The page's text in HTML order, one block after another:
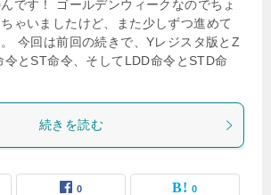
です！ ゴールデンウィークなのでちょ
ゃいましたけど、また少しずつ進めて
今回は前回の続きで、Yレジスタ版とZ
令とST命令、そしてLDD命令とSTD命
続きを読む
0 0